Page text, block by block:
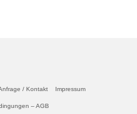
/ Kontakt Impressum
– AGB